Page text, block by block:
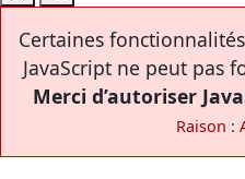
Certaines
JavaScript ne peut pas
Merci d’autoriser
Raison :